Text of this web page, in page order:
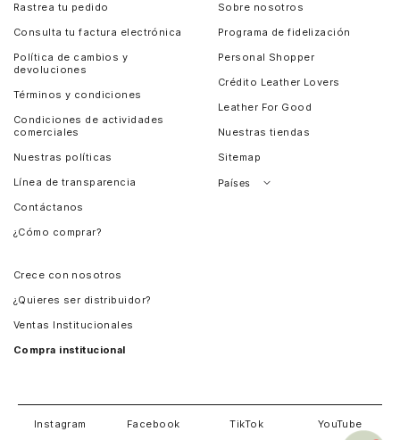
Rastrea tu pedido
Consulta tu factura electrónica
Política de cambios y
devoluciones
Términos y condiciones
Condiciones de actividades
comerciales
Nuestras políticas
Línea de transparencia
Contáctanos
¿Cómo comprar?
Sobre nosotros
Programa de fidelización
Personal Shopper
Crédito Leather Lovers
Leather For Good
Nuestras tiendas
Sitemap
Países
Crece con nosotros
¿Quieres ser distribuidor?
Ventas Institucionales
Compra institucional
Instagram Facebook TikTok YouTube